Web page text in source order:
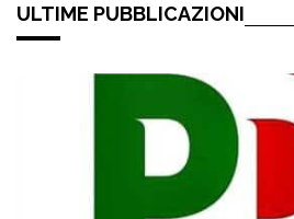
ULTIME PUBBLICAZIONI